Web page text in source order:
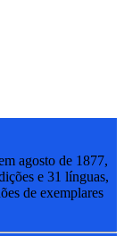
agosto de 1877,
e 31 línguas,
de exemplares